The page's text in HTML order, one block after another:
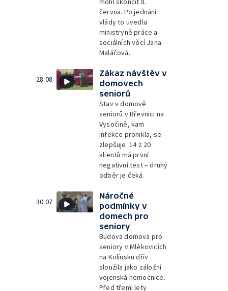
června. Po jednání
vlády to uvedla
ministryně práce a
sociálních věcí Jana
Maláčová.
28:08
Zákaz návštěv v
domovech
seniorů
Stav v domově
seniorů v Břevnici na
Vysočině, kam
infekce pronikla, se
zlepšuje. 14 z 20
klientů má první
negativní test – druhý
odběr je čeká.
30:07
Náročné
podmínky v
domech pro
seniory
Budova domova pro
seniory v Mlékovicích
na Kolínsku dřív
sloužila jako záložní
vojenská nemocnice.
Před třemi lety